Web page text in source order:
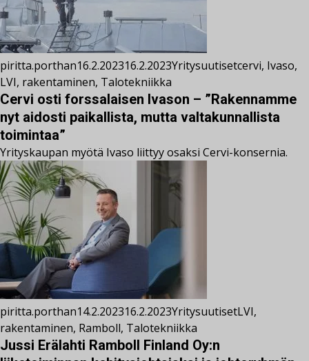
piritta.porthan16.2.202316.2.2023Yritysuutisetcervi, Ivaso,
LVI, rakentaminen, Talotekniikka
Cervi osti forssalaisen Ivason – ”Rakennamme
nyt aidosti paikallista, mutta valtakunnallista
toimintaa”
Yrityskaupan myötä Ivaso liittyy osaksi Cervi-konsernia.
piritta.porthan14.2.202316.2.2023YritysuutisetLVI,
rakentaminen, Ramboll, Talotekniikka
Jussi Erälahti Ramboll Finland Oy:n